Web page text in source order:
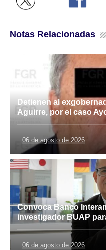
Notas Relacionadas
Detienen al
Aguirre, por el caso
06 de agosto de 2026
Convoca Banco
investigador BUAP
06 de agosto de 2026